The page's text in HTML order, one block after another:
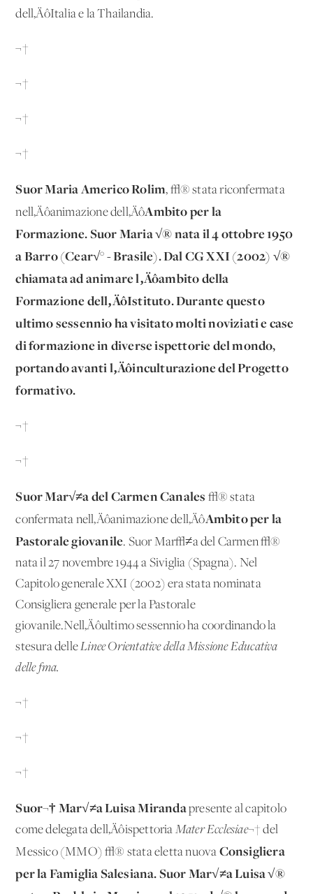
dell‚ÄôItalia e la Thailandia.
¬†
¬†
¬†
¬†
Suor Maria Americo Rolim, √® stata riconfermata
nell‚Äôanimazione dell‚ÄôAmbito perla
Formazione. Suor Maria √® nata il 4 ottobre 1950
a Barro (Cear√° - Brasile). Dal CG XXI (2002) √®
chiamata ad animare l‚Äôambito della
Formazione dell‚ÄôIstituto. Durante questo
ultimo sessennio ha visitato molti noviziati e case
di formazione in diverse ispettorie del mondo,
portando avanti l‚Äôinculturazione del Progetto
formativo.
¬†
¬†
Suor Mar√≠a del Carmen Canales √® stata
confermata nell‚Äôanimazione dell‚ÄôAmbito perla
Pastoralegiovanile. Suor Mar√≠a del Carmen √®
nata il 27 novembre 1944 a Siviglia (Spagna). Nel
Capitolo generale XXI (2002) era stata nominata
Consigliera generale per la Pastorale
giovanile.Nell‚Äôultimo sessennio ha coordinando la
stesura delleLinee Orientative della Missione Educativa
delle fma.
¬†
¬†
¬†
Suor¬† Mar√≠a Luisa Mirandapresente al capitolo
come delegata dell‚Äôispettoria Mater Ecclesiae¬† del
Messico (MMO) √® stata eletta nuova Consigliera
perla Famiglia Salesiana. Suor Mar√≠a Luisa √®